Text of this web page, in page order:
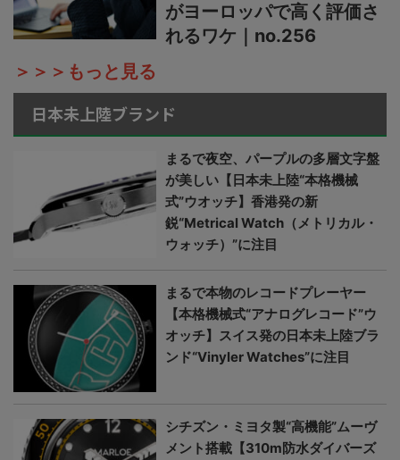
がヨーロッパで高く評価さ
れるワケ｜no.256
＞＞＞もっと見る
日本未上陸ブランド
まるで夜空、パープルの多層文字盤
が美しい【日本未上陸“本格機械
式”ウオッチ】香港発の新
鋭“Metrical Watch（メトリカル・
ウォッチ）”に注目
まるで本物のレコードプレーヤー
【本格機械式“アナログレコード”ウ
オッチ】スイス発の日本未上陸ブラ
ンド“Vinyler Watches”に注目
シチズン・ミヨタ製“高機能”ムーヴ
メント搭載【310m防水ダイバーズ